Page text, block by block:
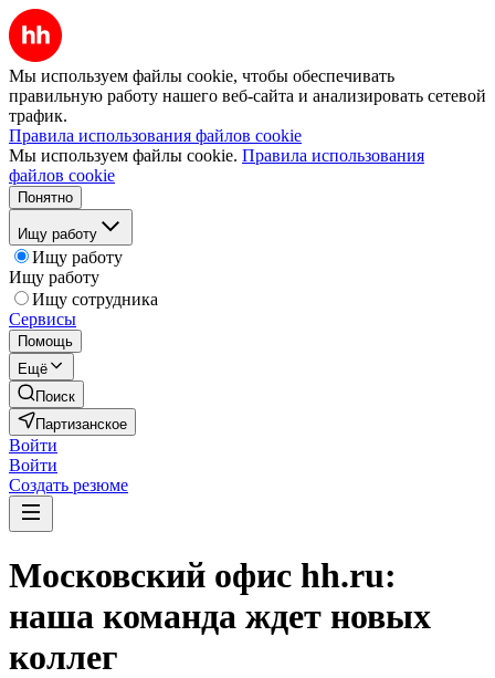
Мы используем файлы cookie, чтобы обеспечивать
правильную работу нашего веб-сайта и анализировать сетевой
трафик.
Правила использования файлов cookie
Мы используем файлы cookie. Правила использования
файлов cookie
Понятно
Ищу работу
Ищу работу
Ищу работу
Ищу сотрудника
Сервисы
Помощь
Ещё
Поиск
Партизанское
Войти
Войти
Создать резюме
Московский офис hh.ru:
наша команда ждет новых
коллег